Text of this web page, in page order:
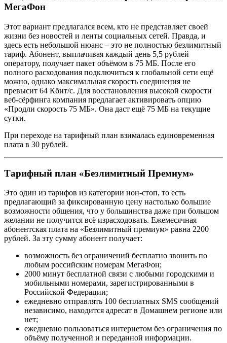
МегаФон
Этот вариант предлагался всем, кто не представляет своей
жизни без новостей и ленты социальных сетей. Правда, и
здесь есть небольшой нюанс – это не полностью безлимитный
тариф. Абонент, выплачивая каждый день 5,5 рублей
оператору, получает пакет объёмом в 75 МБ. После его
полного расходования подключиться к глобальной сети ещё
можно, однако максимальная скорость соединения не
превысит 64 Кбит/с. Для восстановления высокой скорости
веб-сёрфинга компания предлагает активировать опцию
«Продли скорость 75 МБ». Она даст ещё 75 МБ на текущие
сутки.
При переходе на тарифный план взималась единовременная
плата в 30 рублей.
Тарифный план «Безлимитный Премиум»
Это один из тарифов из категории нон-стоп, то есть
предлагающий за фиксированную цену настолько большие
возможности общения, что у большинства даже при большом
желании не получится всё израсходовать. Ежемесячная
абонентская плата на «Безлимитный премиум» равна 2200
рублей. За эту сумму абонент получает:
возможность без ограничений бесплатно звонить по
любым российским номерам МегаФон;
2000 минут бесплатной связи с любыми городскими и
мобильными номерами, зарегистрированными в
Российской Федерации;
ежедневно отправлять 100 бесплатных SMS сообщений
независимо, находится адресат в Домашнем регионе или
нет;
ежедневно пользоваться интернетом без ограничения по
объёму полученной и переданной информации.